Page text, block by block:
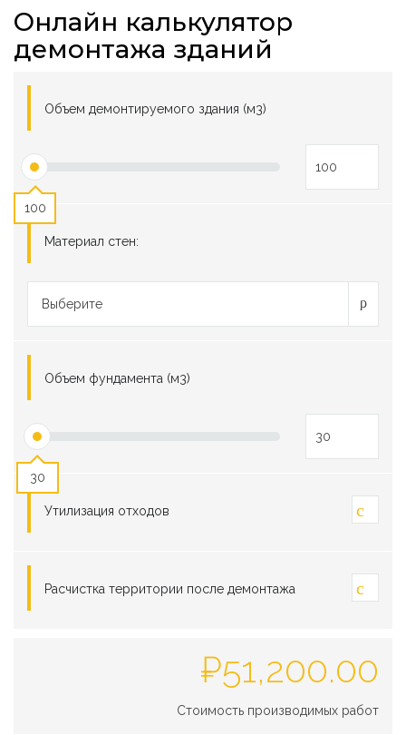
Онлайн калькулятор
демонтажа зданий
Объем демонтируемого здания (м3)
100
Материал стен:
Выберите
Объем фундамента (м3)
30
Утилизация отходов
Расчистка территории после демонтажа
₽51,200.00
Стоимость производимых работ